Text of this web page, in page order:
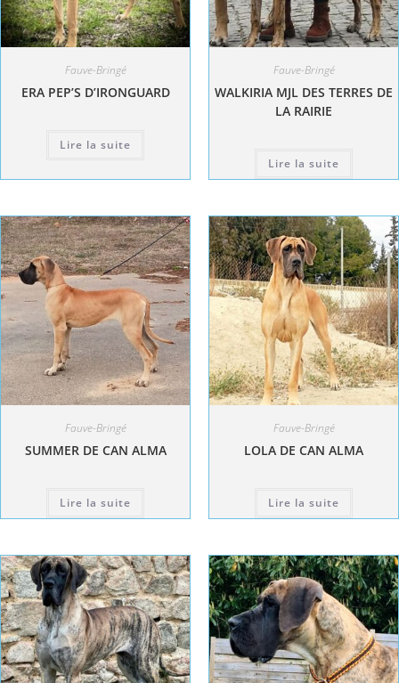
Fauve-Bringé
ERA PEP’S D’IRONGUARD
Lire la suite
Fauve-Bringé
WALKIRIA MJL DES TERRES DE
LA RAIRIE
Lire la suite
Fauve-Bringé
SUMMER DE CAN ALMA
Lire la suite
Fauve-Bringé
LOLA DE CAN ALMA
Lire la suite